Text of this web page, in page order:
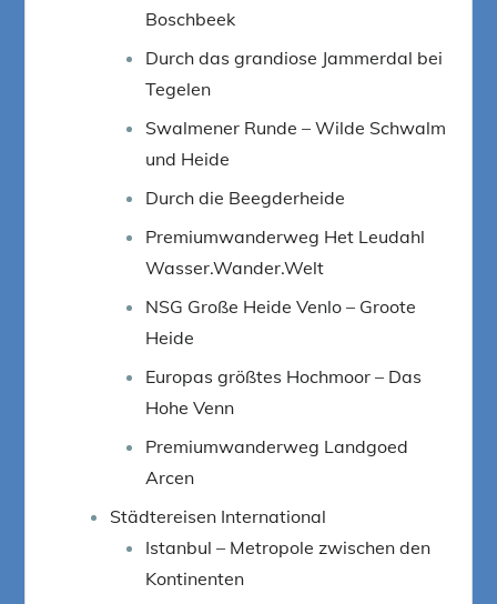
Boschbeek
Durch das grandiose Jammerdal bei
Tegelen
Swalmener Runde – Wilde Schwalm
und Heide
Durch die Beegderheide
Premiumwanderweg Het Leudahl
Wasser.Wander.Welt
NSG Große Heide Venlo – Groote
Heide
Europas größtes Hochmoor – Das
Hohe Venn
Premiumwanderweg Landgoed
Arcen
Städtereisen International
Istanbul – Metropole zwischen den
Kontinenten